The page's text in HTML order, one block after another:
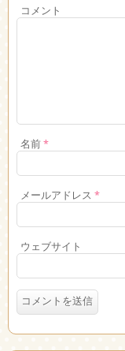
コメント
名前*
メールアドレス *
ウェブサイト